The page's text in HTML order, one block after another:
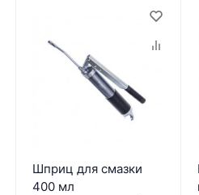
Шприц для смазки
400 мл